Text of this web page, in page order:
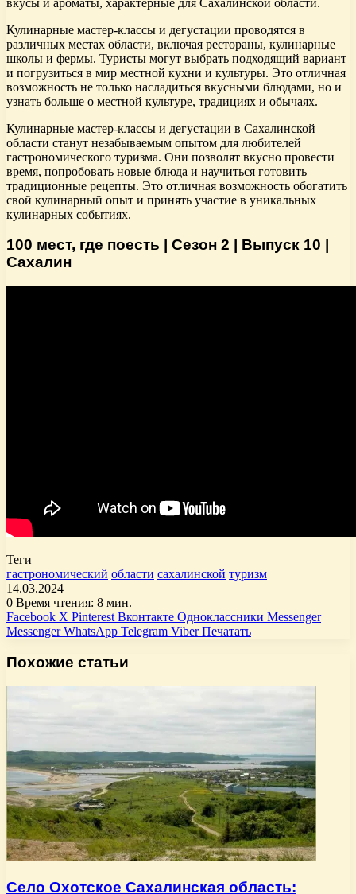
Кулинарные мастер-классы и дегустации проводятся в
различных местах области, включая рестораны, кулинарные
школы и фермы. Туристы могут выбрать подходящий вариант
и погрузиться в мир местной кухни и культуры. Это отличная
возможность не только насладиться вкусными блюдами, но и
узнать больше о местной культуре, традициях и обычаях.
Кулинарные мастер-классы и дегустации в Сахалинской
области станут незабываемым опытом для любителей
гастрономического туризма. Они позволят вкусно провести
время, попробовать новые блюда и научиться готовить
традиционные рецепты. Это отличная возможность обогатить
свой кулинарный опыт и принять участие в уникальных
кулинарных событиях.
100 мест, где поесть | Сезон 2 | Выпуск 10 |
Сахалин
Теги
гастрономический области сахалинской туризм
14.03.2024
0 Время чтения: 8 мин.
Facebook X Pinterest Вконтакте Одноклассники Messenger
Messenger WhatsApp Telegram Viber Печатать
Похожие статьи
Село Охотское Сахалинская область: